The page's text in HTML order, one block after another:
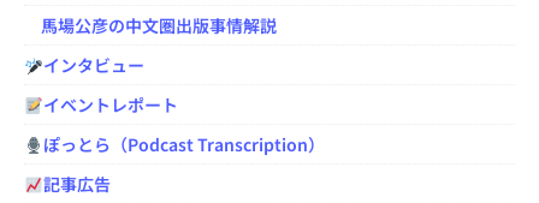
馬場公彦の中文圏出版事情解説
インタビュー
イベントレポート
ぽっとら（Podcast Transcription）
記事広告